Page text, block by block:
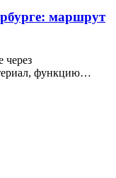
маршрут
через
функцию…